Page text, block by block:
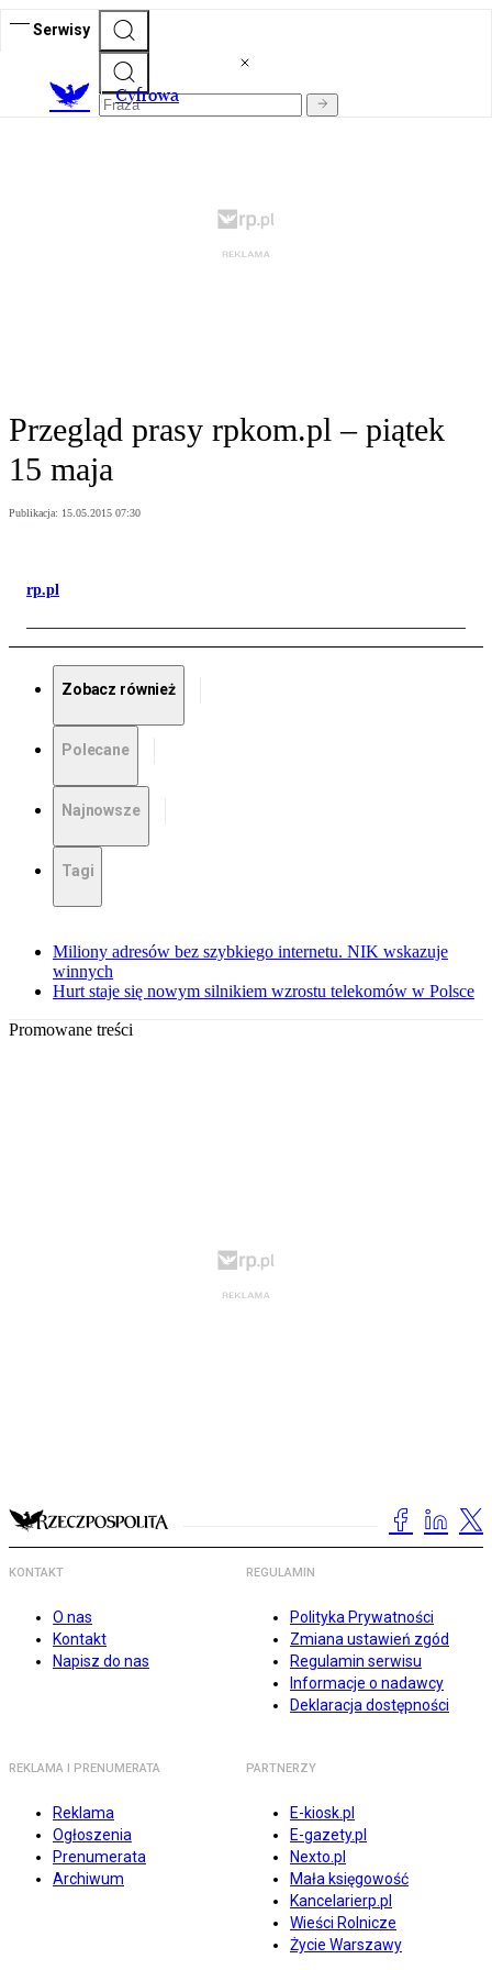
Serwisy
Cyfrowa
Przegląd prasy rpkom.pl – piątek
15 maja
Publikacja: 15.05.2015 07:30
rp.pl
Zobacz również
Polecane
Najnowsze
Tagi
Miliony adresów bez szybkiego internetu. NIK wskazuje
winnych
Hurt staje się nowym silnikiem wzrostu telekomów w Polsce
Promowane treści
KONTAKT
O nas
Kontakt
Napisz do nas
REGULAMIN
Polityka Prywatności
Zmiana ustawień zgód
Regulamin serwisu
Informacje o nadawcy
Deklaracja dostępności
REKLAMA I PRENUMERATA
Reklama
Ogłoszenia
Prenumerata
Archiwum
PARTNERZY
E-kiosk.pl
E-gazety.pl
Nexto.pl
Mała księgowość
Kancelarierp.pl
Wieści Rolnicze
Życie Warszawy